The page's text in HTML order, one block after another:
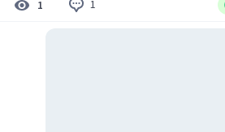
1 1